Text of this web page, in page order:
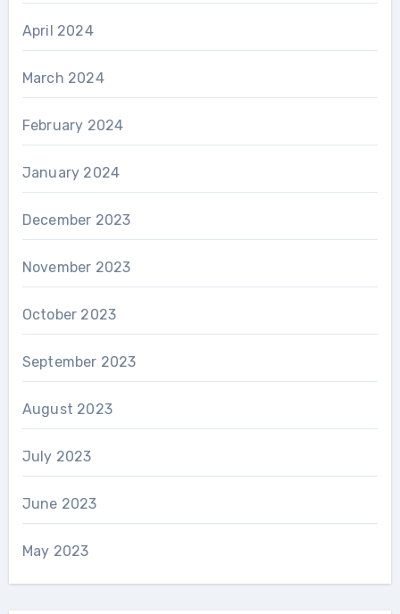
April 2024
March 2024
February 2024
January 2024
December 2023
November 2023
October 2023
September 2023
August 2023
July 2023
June 2023
May 2023